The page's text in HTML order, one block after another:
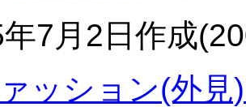
7月2日作成
ッション(外